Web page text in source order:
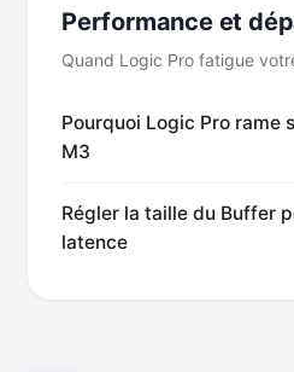
Performance et
Quand Logic Pro fatigue
Pourquoi Logic Pro rame
M3
Régler la taille du Buffer
latence